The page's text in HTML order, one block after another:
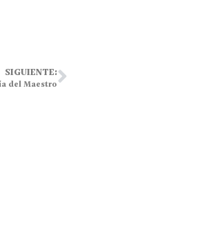
SIGUIENTE:
del Maestro